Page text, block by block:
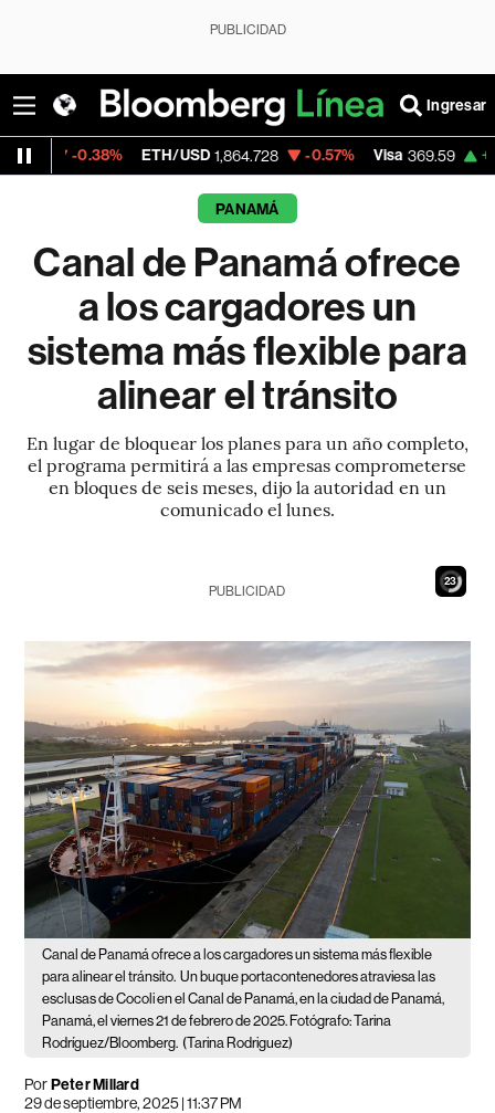
PUBLICIDAD
Ingresar
ETH/USD 1,864.728 -0.57% Visa 369.59 +1.07%
PANAMÁ
Canal de Panamá ofrece
a los cargadores un
sistema más flexible para
alinear el tránsito
En lugar de bloquear los planes para un año completo,
el programa permitirá a las empresas comprometerse
en bloques de seis meses, dijo la autoridad en un
comunicado el lunes.
22
PUBLICIDAD
Canal de Panamá ofrece a los cargadores un sistema más flexible
para alinear el tránsito. Un buque portacontenedores atraviesa las
esclusas de Cocoli en el Canal de Panamá, en la ciudad de Panamá,
Panamá, el viernes 21 de febrero de 2025. Fotógrafo: Tarina
Rodríguez/Bloomberg. (Tarina Rodriguez)
PorPeter Millard
29 de septiembre, 2025 | 11:37 PM